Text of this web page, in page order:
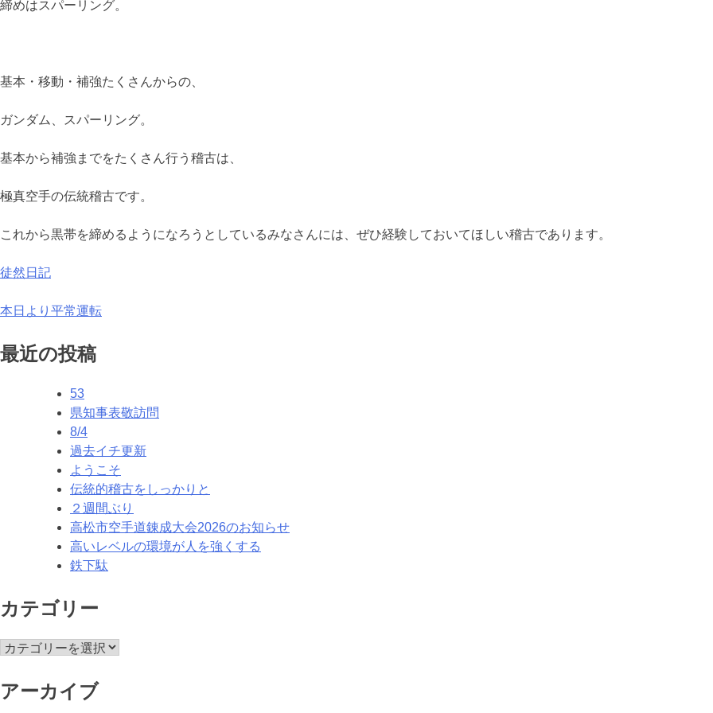
締めはスパーリング。
基本・移動・補強たくさんからの、
ガンダム、スパーリング。
基本から補強までをたくさん行う稽古は、
極真空手の伝統稽古です。
これから黒帯を締めるようになろうとしているみなさんには、ぜひ経験しておいてほしい稽古であります。
徒然日記
投
稿
本日より平常運転
最近の投稿
53
県知事表敬訪問
8/4
過去イチ更新
ようこそ
伝統的稽古をしっかりと
２週間ぶり
高松市空手道錬成大会2026のお知らせ
高いレベルの環境が人を強くする
鉄下駄
カテゴリー
カ
ゴ
アーカイブ